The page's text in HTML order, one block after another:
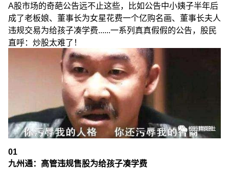
A股市场的奇葩公告远不止这些，比如公告中小姨子半年后
成了老板娘、董事长为女星花费一个亿购名画、董事长夫人
违规交易为给孩子凑学费......一系列真真假假的公告，股民
直呼：炒股太难了！
01
九州通：高管违规售股为给孩子凑学费